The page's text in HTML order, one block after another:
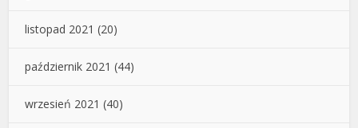
listopad 2021 (20)
październik 2021 (44)
wrzesień 2021 (40)